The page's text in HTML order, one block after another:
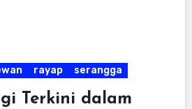
rayap serangga
Terkini dalam